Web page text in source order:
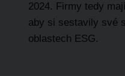
2024. Firmy tedy
aby si sestavily své
oblastech ESG.